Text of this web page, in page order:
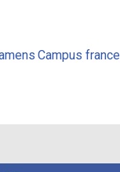
Campus france